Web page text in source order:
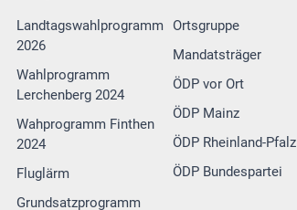
Landtagswahlprogramm
2026
Wahlprogramm
Lerchenberg 2024
Wahprogramm Finthen
2024
Fluglärm
Grundsatzprogramm
Ortsgruppe
Mandatsträger
ÖDP vor Ort
ÖDP Mainz
ÖDP Rheinland-Pfalz
ÖDP Bundespartei